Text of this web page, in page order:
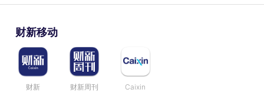
一个本科及以上的数据。
财新移动
财新 财新周刊 Caixin